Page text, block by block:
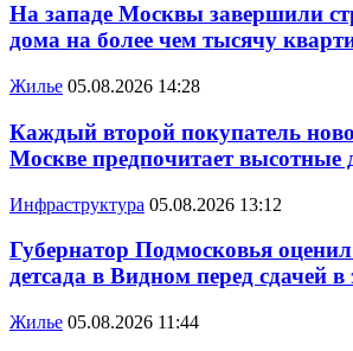
На западе Москвы завершили
дома на более чем тысячу
Жилье 05.08.2026 14:28
Каждый второй покупатель
Москве предпочитает высотные
Инфраструктура 05.08.2026 13:12
Губернатор Подмосковья
детсада в Видном перед сдачей
Жилье 05.08.2026 11:44